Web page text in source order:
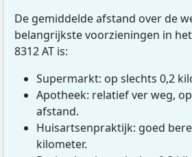
De gemiddelde afstand over de
belangrijkste voorzieningen in
8312 AT is:
Supermarkt: op slechts 0,2
Apotheek: relatief ver weg,
afstand.
Huisartsenpraktijk: goed
kilometer.